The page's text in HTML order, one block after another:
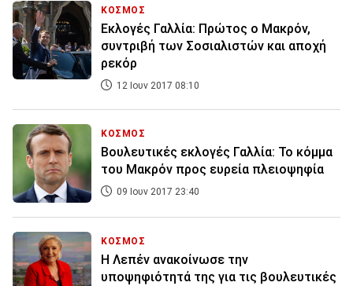
ΚΟΣΜΟΣ
Εκλογές Γαλλία: Πρώτος ο Μακρόν,
συντριβή των Σοσιαλιστών και αποχή
ρεκόρ
12 Ιουν 2017 08:10
ΚΟΣΜΟΣ
Βουλευτικές εκλογές Γαλλία: Το κόμμα
του Μακρόν προς ευρεία πλειοψηφία
09 Ιουν 2017 23:40
ΚΟΣΜΟΣ
Η Λεπέν ανακοίνωσε την
υποψηφιότητά της για τις βουλευτικές